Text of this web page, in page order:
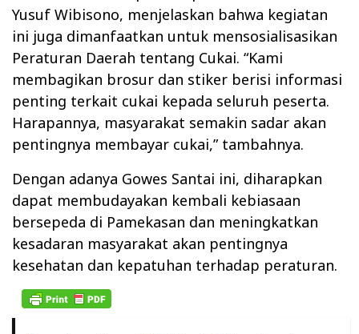
Yusuf Wibisono, menjelaskan bahwa kegiatan
ini juga dimanfaatkan untuk mensosialisasikan
Peraturan Daerah tentang Cukai. “Kami
membagikan brosur dan stiker berisi informasi
penting terkait cukai kepada seluruh peserta.
Harapannya, masyarakat semakin sadar akan
pentingnya membayar cukai,” tambahnya.
Dengan adanya Gowes Santai ini, diharapkan
dapat membudayakan kembali kebiasaan
bersepeda di Pamekasan dan meningkatkan
kesadaran masyarakat akan pentingnya
kesehatan dan kepatuhan terhadap peraturan.